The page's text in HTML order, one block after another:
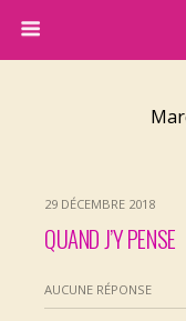
29 DÉCEMBRE 2018
QUAND J’Y PENSE
AUCUNE RÉPONSE